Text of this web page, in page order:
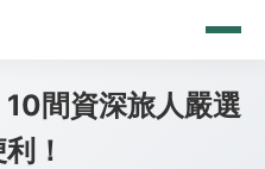
間資深旅人嚴選
！